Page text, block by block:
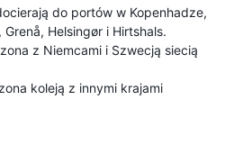
do portów w Kopenhadze,
Helsingør i Hirtshals.
z Niemcami i Szwecją siecią
koleją z innymi krajami